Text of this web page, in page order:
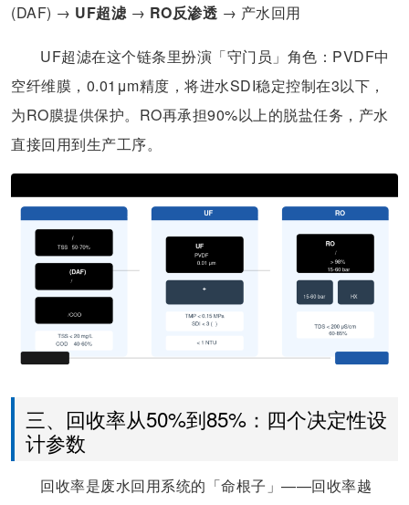
(DAF) → UF超滤 → RO反渗透 → 产水回用
UF超滤在这个链条里扮演「守门员」角色：PVDF中
空纤维膜，0.01μm精度，将进水SDI稳定控制在3以下，
为RO膜提供保护。RO再承担90%以上的脱盐任务，产水
直接回用到生产工序。
三、回收率从50%到85%：四个决定性设
计参数
回收率是废水回用系统的「命根子」——回收率越